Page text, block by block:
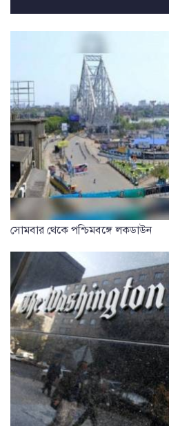
সোমবার থেকে পশ্চিমবঙ্গে লকডাউন